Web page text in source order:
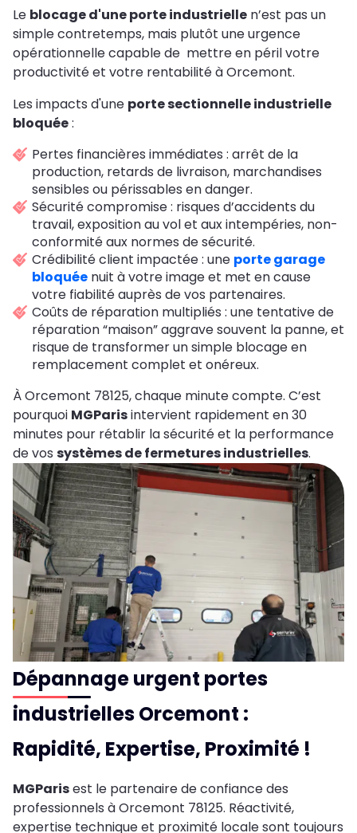
Le blocage d'une porte industrielle n’est pas un
simple contretemps, mais plutôt une urgence
opérationnelle capable de mettre en péril votre
productivité et votre rentabilité à Orcemont.
Les impacts d'une porte sectionnelle industrielle
bloquée:
Pertes financières immédiates : arrêt de la
production, retards de livraison, marchandises
sensibles ou périssables en danger.
Sécurité compromise : risques d’accidents du
travail, exposition au vol et aux intempéries, non-
conformité aux normes de sécurité.
Crédibilité client impactée : une porte garage
bloquée nuit à votre image et met en cause
votre fiabilité auprès de vos partenaires.
Coûts de réparation multipliés : une tentative de
réparation “maison” aggrave souvent la panne, et
risque de transformer un simple blocage en
remplacement complet et onéreux.
À Orcemont 78125, chaque minute compte. C’est
pourquoi MGParisintervient rapidement en 30
minutes pour rétablir la sécurité et la performance
de vos systèmes de fermetures industrielles.
Dépannage urgent portes
industrielles Orcemont :
Rapidité, Expertise, Proximité !
MGParisest le partenaire de confiance des
professionnels à Orcemont 78125. Réactivité,
expertise technique et proximité locale sont toujours